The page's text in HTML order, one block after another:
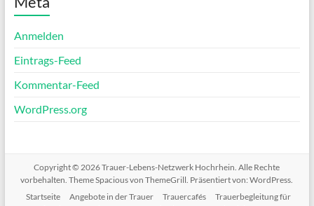
Anmelden
Eintrags-Feed
Kommentar-Feed
WordPress.org
Copyright © 2026Trauer-Lebens-Netzwerk Hochrhein. Alle Rechte
vorbehalten. ThemeSpaciousvon ThemeGrill. Präsentiert von:WordPress.
Startseite
Angebote in der Trauer Trauercafés
Trauerbegleitung für